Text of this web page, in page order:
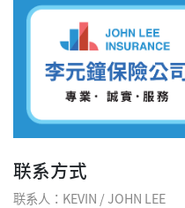
联系方式
联系人：KEVIN / JOHN LEE